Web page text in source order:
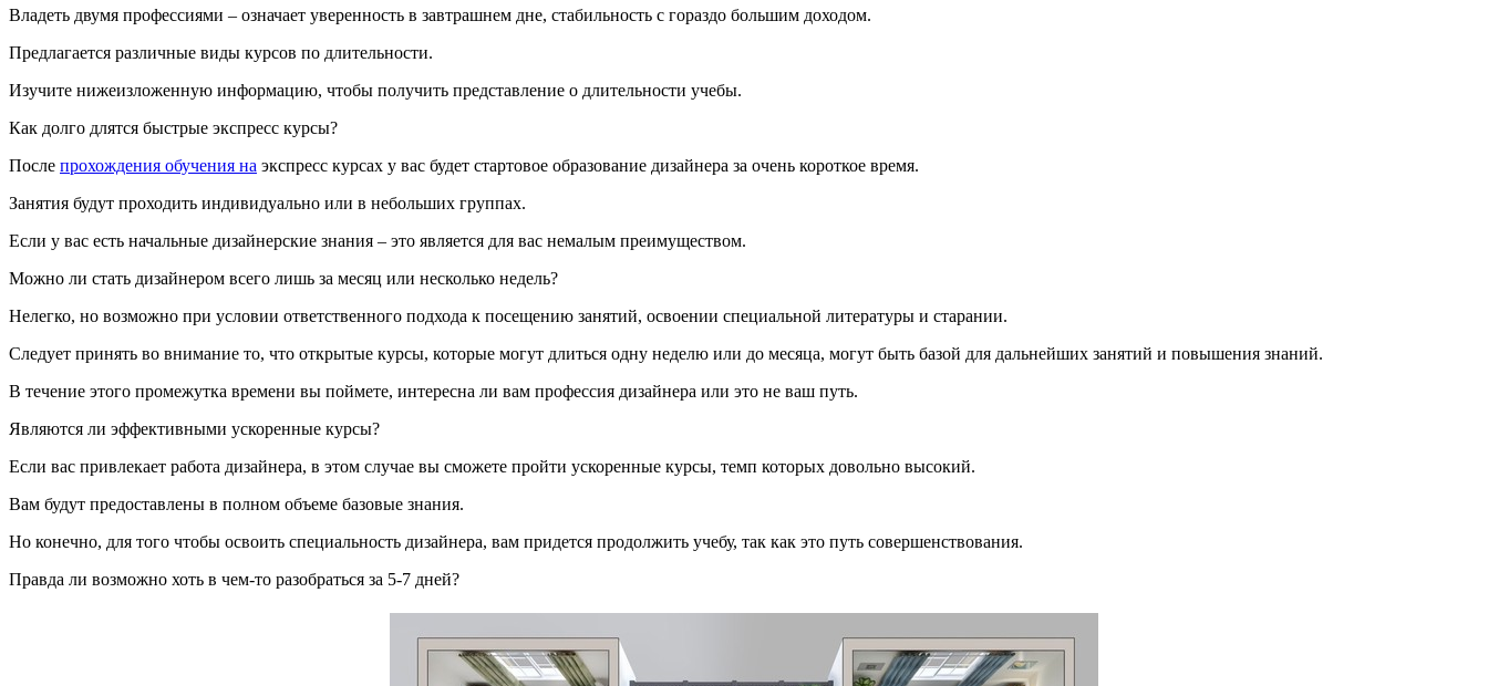
Владеть двумя профессиями – означает уверенность в завтрашнем дне, стабильность с гораздо большим доходом.
Предлагается различные виды курсов по длительности.
Изучите нижеизложенную информацию, чтобы получить представление о длительности учебы.
Как долго длятся быстрые экспресс курсы?
После прохождения обучения на экспресс курсах у вас будет стартовое образование дизайнера за очень короткое время.
Занятия будут проходить индивидуально или в небольших группах.
Если у вас есть начальные дизайнерские знания – это является для вас немалым преимуществом.
Можно ли стать дизайнером всего лишь за месяц или несколько недель?
Нелегко, но возможно при условии ответственного подхода к посещению занятий, освоении специальной литературы и старании.
Следует принять во внимание то, что открытые курсы, которые могут длиться одну неделю или до месяца, могут быть базой для дальнейших занятий и повышения знаний.
В течение этого промежутка времени вы поймете, интересна ли вам профессия дизайнера или это не ваш путь.
Являются ли эффективными ускоренные курсы?
Если вас привлекает работа дизайнера, в этом случае вы сможете пройти ускоренные курсы, темп которых довольно высокий.
Вам будут предоставлены в полном объеме базовые знания.
Но конечно, для того чтобы освоить специальность дизайнера, вам придется продолжить учебу, так как это путь совершенствования.
Правда ли возможно хоть в чем-то разобраться за 5-7 дней?